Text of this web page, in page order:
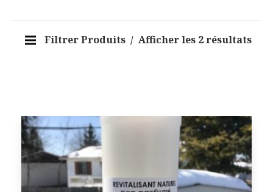
Filtrer Produits Afficher les 2 résultats